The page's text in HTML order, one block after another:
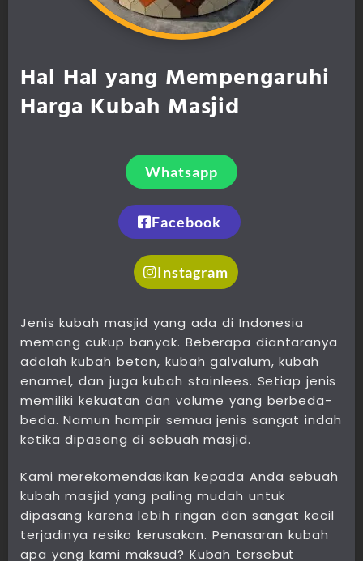
Hal Hal yang Mempengaruhi
Harga Kubah Masjid
Whatsapp
Facebook
Instagram
Jenis kubah masjid yang ada di Indonesia
memang cukup banyak. Beberapa diantaranya
adalah kubah beton, kubah galvalum, kubah
enamel, dan juga kubah stainlees. Setiap jenis
memiliki kekuatan dan volume yang berbeda-
beda. Namun hampir semua jenis sangat indah
ketika dipasang di sebuah masjid.
Kami merekomendasikan kepada Anda sebuah
kubah masjid yang paling mudah untuk
dipasang karena lebih ringan dan sangat kecil
terjadinya resiko kerusakan. Penasaran kubah
apa yang kami maksud? Kubah tersebut